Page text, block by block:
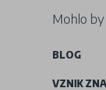
Mohlo
BLOG
VZNIK